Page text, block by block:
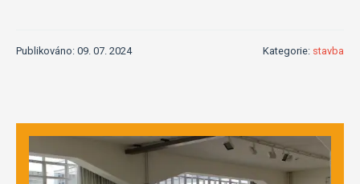
Publikováno: 09. 07. 2024 Kategorie: stavba